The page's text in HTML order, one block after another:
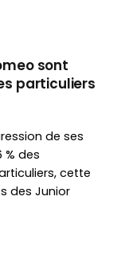
sont
particuliers
de ses
% des
cette
des Junior